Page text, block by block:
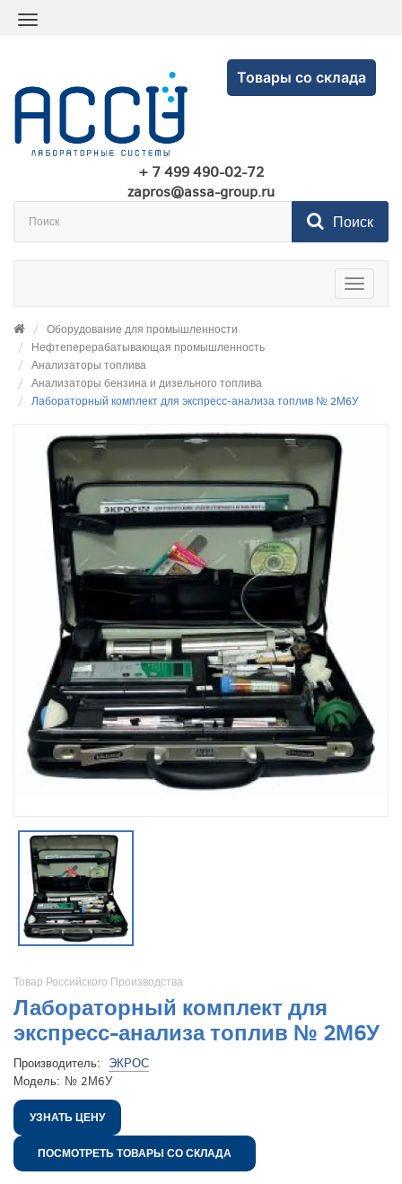
Товары со склада
+ 7 499 490-02-72
zapros@assa-group.ru
Поиск
Toggle
Оборудование для промышленности
Нефтеперерабатывающая промышленность
Анализаторы топлива
Анализаторы бензина и дизельного топлива
Лабораторный комплект для экспресс-анализа топлив № 2М6У
Товар Российского Производства
Лабораторный комплект для
экспресс-анализа топлив № 2М6У
Производитель:
ЭКРОС
Модель: № 2М6У
УЗНАТЬ ЦЕНУ
ПОСМОТРЕТЬ ТОВАРЫ СО СКЛАДА